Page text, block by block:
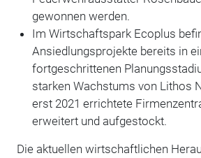
gewonnen werden.
Im Wirtschaftspark Ecoplus
Ansiedlungsprojekte bereits in
fortgeschrittenen
starken Wachstums von Lithos
erst 2021 errichtete
erweitert und aufgestockt.
Die aktuellen wirtschaftlichen